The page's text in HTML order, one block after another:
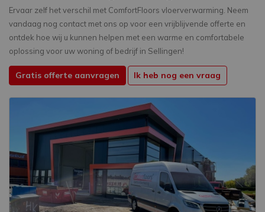
Ervaar zelf het verschil met ComfortFloors vloerverwarming. Neem
vandaag nog contact met ons op voor een vrijblijvende offerte en
ontdek hoe wij u kunnen helpen met een warme en comfortabele
oplossing voor uw woning of bedrijf in Sellingen!
Gratis offerte aanvragen Ik heb nog een vraag